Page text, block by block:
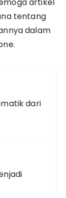
tentang
dalam
dari